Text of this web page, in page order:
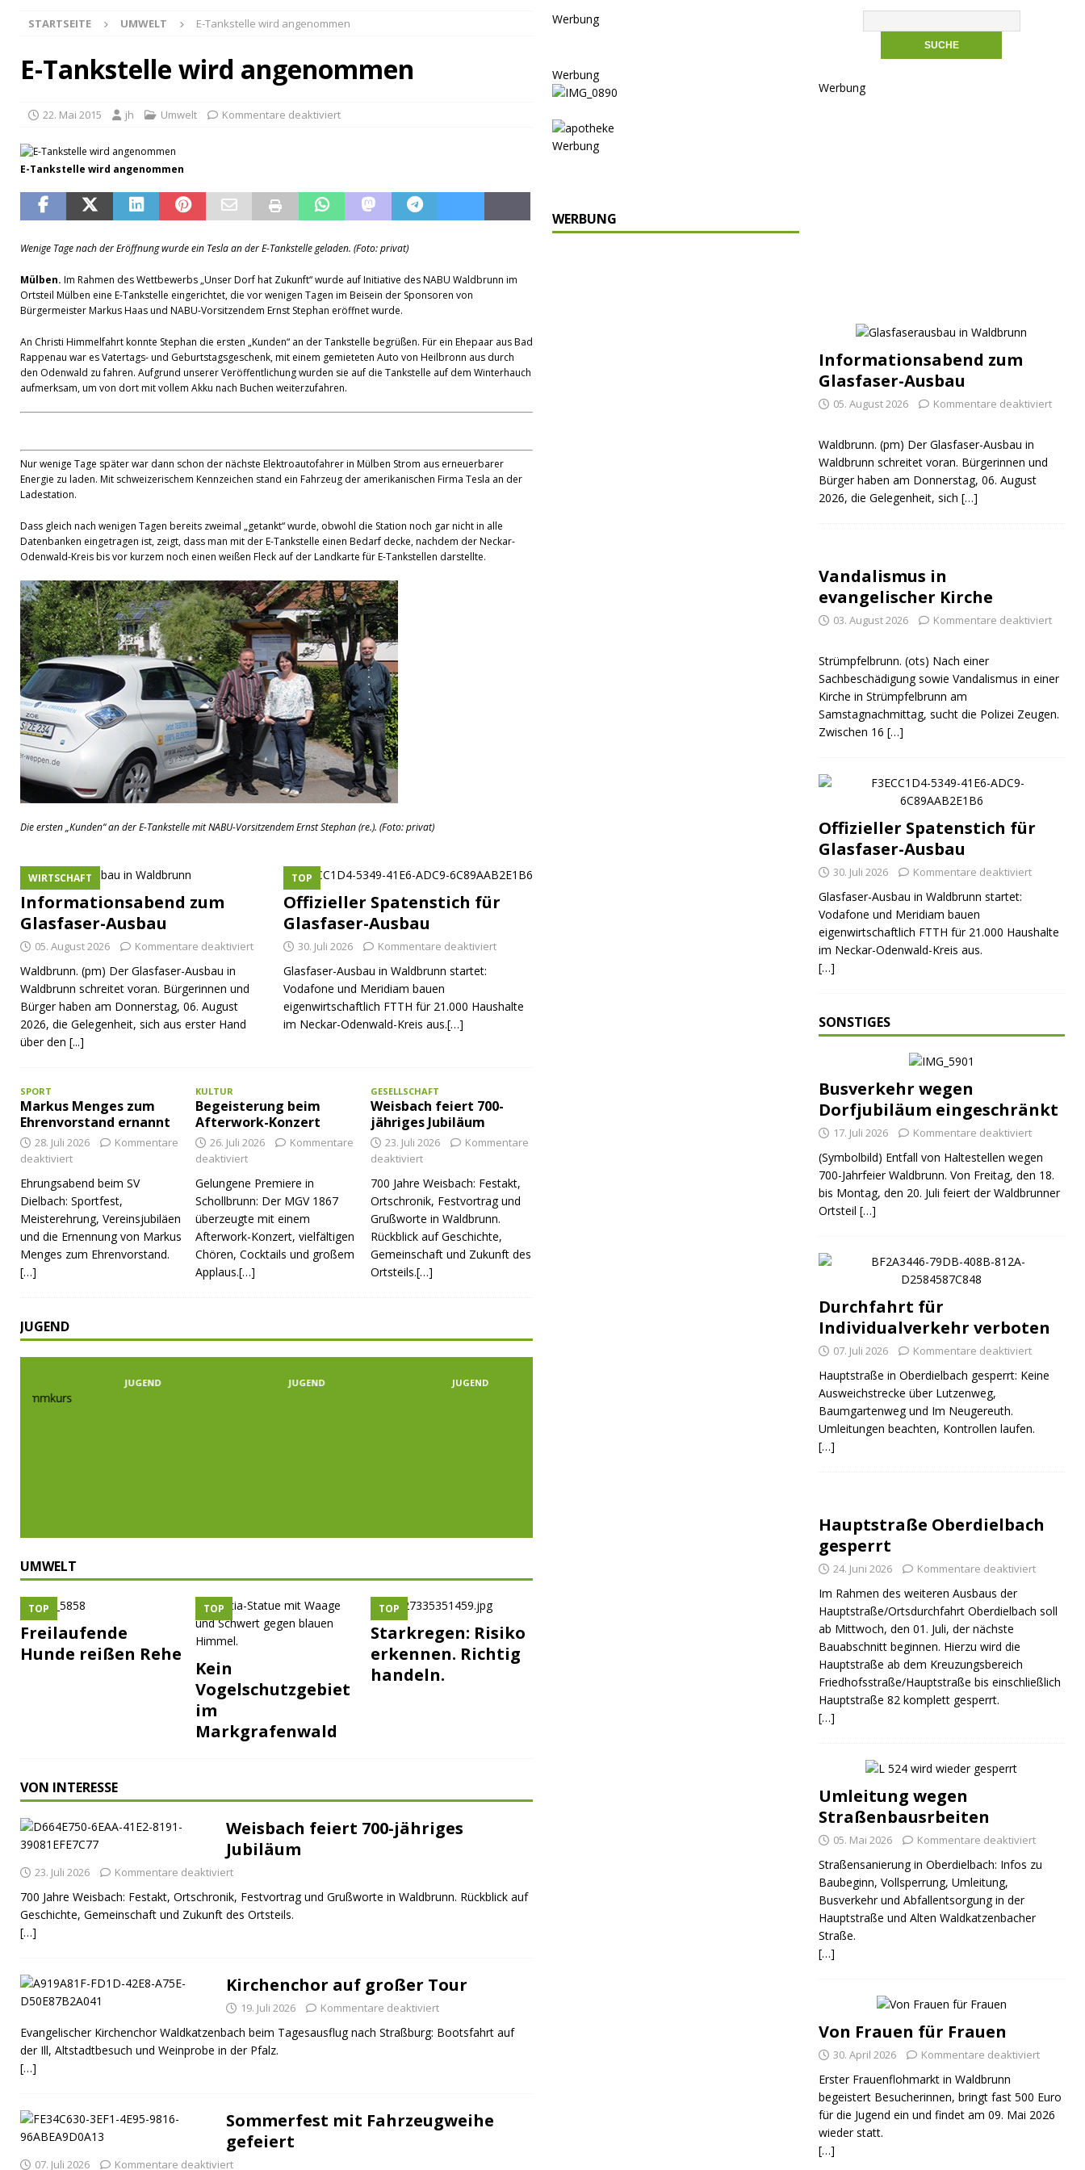
[ 26. Juli 2026 ]
Begeisterung beim Afterwork-Konzert
[ 23. Juli 2026 ]
Weisbach feiert 700-jähriges Jubiläum
Unfallflucht im Begegnungsverkehr
[ 22. Juli 2026 ] Unbekannter unterschlägt Geldbörse
[ 19. Juli 2026 ]
[ 17. Juli 2026 ] Busverkehr wegen Dorfjubiläum eingeschränkt
SONSTIGES
[ 10. Juli 2026 ] Freilaufende Hunde reißen Rehe
TOP
[ 08. Juli 2026 ] Dorfgeschichte sichtbar gemacht
KULTUR
[ 07. Juli 2026 ] Sommerfest mit Fahrzeugweihe gefeiert
GESELLSCHAFT
[ 07. Juli 2026 ] Durchfahrt für Individualverkehr verboten
SONSTIGES
[ 03. August 2026 ] Vandalismus in evangelischer Kirche BLAULICHT
STARTSEITE UMWELT E-Tankstelle wird angenommen
E-Tankstelle wird angenommen
22. Mai 2015 jh Umwelt Kommentare deaktiviert
E-Tankstelle wird angenommen
Wenige Tage nach der Eröffnung wurde ein Tesla an der E-Tankstelle geladen. (Foto: privat)
Mülben. Im Rahmen des Wettbewerbs „Unser Dorf hat Zukunft“ wurde auf Initiative des NABU Waldbrunn im
Ortsteil Mülben eine E-Tankstelle eingerichtet, die vor wenigen Tagen im Beisein der Sponsoren von
Bürgermeister Markus Haas und NABU-Vorsitzendem Ernst Stephan eröffnet wurde.
An Christi Himmelfahrt konnte Stephan die ersten „Kunden“ an der Tankstelle begrüßen. Für ein Ehepaar aus Bad
Rappenau war es Vatertags- und Geburtstagsgeschenk, mit einem gemieteten Auto von Heilbronn aus durch
den Odenwald zu fahren. Aufgrund unserer Veröffentlichung wurden sie auf die Tankstelle auf dem Winterhauch
aufmerksam, um von dort mit vollem Akku nach Buchen weiterzufahren.
Nur wenige Tage später war dann schon der nächste Elektroautofahrer in Mülben Strom aus erneuerbarer
Energie zu laden. Mit schweizerischem Kennzeichen stand ein Fahrzeug der amerikanischen Firma Tesla an der
Ladestation.
Dass gleich nach wenigen Tagen bereits zweimal „getankt“ wurde, obwohl die Station noch gar nicht in alle
Datenbanken eingetragen ist, zeigt, dass man mit der E-Tankstelle einen Bedarf decke, nachdem der Neckar-
Odenwald-Kreis bis vor kurzem noch einen weißen Fleck auf der Landkarte für E-Tankstellen darstellte.
Die ersten „Kunden“ an der E-Tankstelle mit NABU-Vorsitzendem Ernst Stephan (re.). (Foto: privat)
Informationsabend zum
Glasfaser-Ausbau
WIRTSCHAFT
05. August 2026 Kommentare deaktiviert
Waldbrunn. (pm) Der Glasfaser-Ausbau in
Waldbrunn schreitet voran. Bürgerinnen und
Bürger haben am Donnerstag, 06. August
2026, die Gelegenheit, sich aus erster Hand
über den [...]
Offizieller Spatenstich für
Glasfaser-Ausbau
TOP
30. Juli 2026 Kommentare deaktiviert
Glasfaser-Ausbau in Waldbrunn startet:
Vodafone und Meridiam bauen
eigenwirtschaftlich FTTH für 21.000 Haushalte
im Neckar-Odenwald-Kreis aus.[…]
SPORT
Markus Menges zum
Ehrenvorstand ernannt
28. Juli 2026
Kommentare
deaktiviert
Ehrungsabend beim SV
Dielbach: Sportfest,
Meisterehrung, Vereinsjubiläen
und die Ernennung von Markus
Menges zum Ehrenvorstand.
[…]
KULTUR
Begeisterung beim
Afterwork-Konzert
26. Juli 2026
Kommentare
deaktiviert
Gelungene Premiere in
Schollbrunn: Der MGV 1867
überzeugte mit einem
Afterwork-Konzert, vielfältigen
Chören, Cocktails und großem
Applaus.[…]
GESELLSCHAFT
Weisbach feiert 700-
jähriges Jubiläum
23. Juli 2026
Kommentare
deaktiviert
700 Jahre Weisbach: Festakt,
Ortschronik, Festvortrag und
Grußworte in Waldbrunn.
Rückblick auf Geschichte,
Gemeinschaft und Zukunft des
Ortsteils.[…]
JUGEND
JUGEND
UMWELT
TOP
Freilaufende
Hunde reißen Rehe
TOP
Kein
Vogelschutzgebiet
im
Markgrafenwald
TOP
Starkregen: Risiko
erkennen. Richtig
handeln.
VON INTERESSE
Weisbach feiert 700-jähriges
Jubiläum
23. Juli 2026 Kommentare deaktiviert
700 Jahre Weisbach: Festakt, Ortschronik, Festvortrag und Grußworte in Waldbrunn. Rückblick auf
Geschichte, Gemeinschaft und Zukunft des Ortsteils.
[…]
Kirchenchor auf großer Tour
19. Juli 2026 Kommentare deaktiviert
Evangelischer Kirchenchor Waldkatzenbach beim Tagesausflug nach Straßburg: Bootsfahrt auf
der Ill, Altstadtbesuch und Weinprobe in der Pfalz.
[…]
Sommerfest mit Fahrzeugweihe
gefeiert
07. Juli 2026 Kommentare deaktiviert
Werbung
Werbung
Werbung
WERBUNG
Werbung
Informationsabend zum
Glasfaser-Ausbau
05. August 2026 Kommentare deaktiviert
Waldbrunn. (pm) Der Glasfaser-Ausbau in
Waldbrunn schreitet voran. Bürgerinnen und
Bürger haben am Donnerstag, 06. August
2026, die Gelegenheit, sich […]
Vandalismus in
evangelischer Kirche
03. August 2026 Kommentare deaktiviert
Strümpfelbrunn. (ots) Nach einer
Sachbeschädigung sowie Vandalismus in einer
Kirche in Strümpfelbrunn am
Samstagnachmittag, sucht die Polizei Zeugen.
Zwischen 16 […]
Offizieller Spatenstich für
Glasfaser-Ausbau
30. Juli 2026 Kommentare deaktiviert
Glasfaser-Ausbau in Waldbrunn startet:
Vodafone und Meridiam bauen
eigenwirtschaftlich FTTH für 21.000 Haushalte
im Neckar-Odenwald-Kreis aus.
[…]
SONSTIGES
Busverkehr wegen
Dorfjubiläum eingeschränkt
17. Juli 2026 Kommentare deaktiviert
(Symbolbild) Entfall von Haltestellen wegen
700-Jahrfeier Waldbrunn. Von Freitag, den 18.
bis Montag, den 20. Juli feiert der Waldbrunner
Ortsteil […]
Durchfahrt für
Individualverkehr verboten
07. Juli 2026 Kommentare deaktiviert
Hauptstraße in Oberdielbach gesperrt: Keine
Ausweichstrecke über Lutzenweg,
Baumgartenweg und Im Neugereuth.
Umleitungen beachten, Kontrollen laufen.
[…]
Hauptstraße Oberdielbach
gesperrt
24. Juni 2026 Kommentare deaktiviert
Im Rahmen des weiteren Ausbaus der
Hauptstraße/Ortsdurchfahrt Oberdielbach soll
ab Mittwoch, den 01. Juli, der nächste
Bauabschnitt beginnen. Hierzu wird die
Hauptstraße ab dem Kreuzungsbereich
Friedhofsstraße/Hauptstraße bis einschließlich
Hauptstraße 82 komplett gesperrt.
[…]
Umleitung wegen
Straßenbausrbeiten
05. Mai 2026 Kommentare deaktiviert
Straßensanierung in Oberdielbach: Infos zu
Baubeginn, Vollsperrung, Umleitung,
Busverkehr und Abfallentsorgung in der
Hauptstraße und Alten Waldkatzenbacher
Straße.
[…]
Von Frauen für Frauen
30. April 2026 Kommentare deaktiviert
Erster Frauenflohmarkt in Waldbrunn
begeistert Besucherinnen, bringt fast 500 Euro
für die Jugend ein und findet am 09. Mai 2026
wieder statt.
[…]